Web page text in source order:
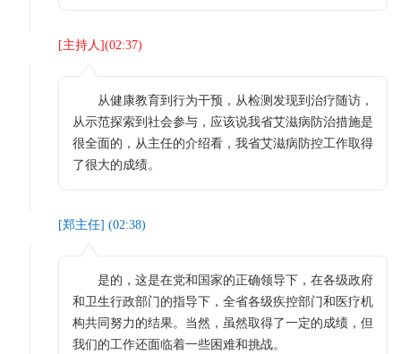
[主持人](02:37)
从健康教育到行为干预，从检测发现到治疗随访，
从示范探索到社会参与，应该说我省艾滋病防治措施是
很全面的，从主任的介绍看，我省艾滋病防控工作取得
了很大的成绩。
[郑主任] (02:38)
是的，这是在党和国家的正确领导下，在各级政府
和卫生行政部门的指导下，全省各级疾控部门和医疗机
构共同努力的结果。当然，虽然取得了一定的成绩，但
我们的工作还面临着一些困难和挑战。